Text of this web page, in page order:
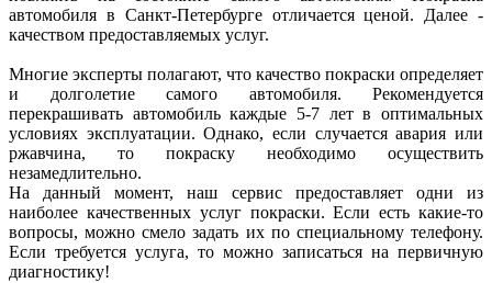
автомобиля в Санкт-Петербурге отличается ценой. Далее -
качеством предоставляемых услуг.
Многие эксперты полагают, что качество покраски определяет
и долголетие самого автомобиля. Рекомендуется
перекрашивать автомобиль каждые 5-7 лет в оптимальных
условиях эксплуатации. Однако, если случается авария или
ржавчина, то покраску необходимо осуществить
незамедлительно.
На данный момент, наш сервис предоставляет одни из
наиболее качественных услуг покраски. Если есть какие-то
вопросы, можно смело задать их по специальному телефону.
Если требуется услуга, то можно записаться на первичную
диагностику!